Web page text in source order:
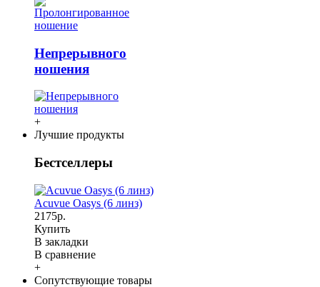
Непрерывного
ношения
+
Лучшие продукты
Бестселлеры
Acuvue Oasys (6 линз)
2175р.
Купить
В закладки
В сравнение
+
Сопутствующие товары